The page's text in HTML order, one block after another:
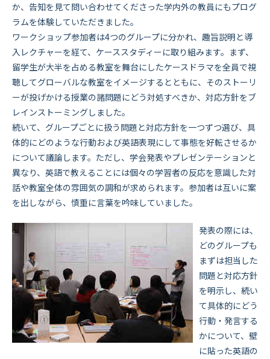
か、告知を見て問い合わせてくださった学内外の教員にもプログ
ラムを体験していただきました。
ワークショップ参加者は4つのグループに分かれ、趣旨説明と導
入レクチャーを経て、ケーススタディーに取り組みます。まず、
留学生が大半を占める教室を舞台にしたケースドラマを全員で視
聴してグローバルな教室をイメージするとともに、そのストーリ
ーが投げかける授業の諸問題にどう対処すべきか、対応方針をブ
レインストーミングしました。
続いて、グループごとに扱う問題と対応方針を一つずつ選び、具
体的にどのような行動および英語表現にして事態を好転させるか
について議論します。ただし、学会発表やプレゼンテーションと
異なり、英語で教えることには個々の学習者の反応を意識した対
話や教室全体の雰囲気の調和が求められます。参加者は互いに案
を出しながら、慎重に言葉を吟味していました。
発表の際には、
どのグループも
まずは担当した
問題と対応方針
を明示し、続い
て具体的にどう
行動・発言する
かについて、壁
に貼った英語の